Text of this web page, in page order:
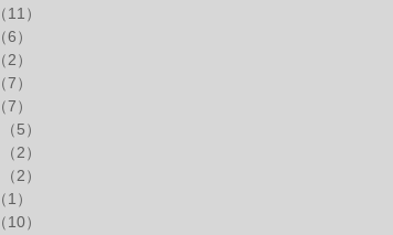
（11）
（6）
（2）
（7）
（7）
（5）
（2）
（2）
（1）
（10）